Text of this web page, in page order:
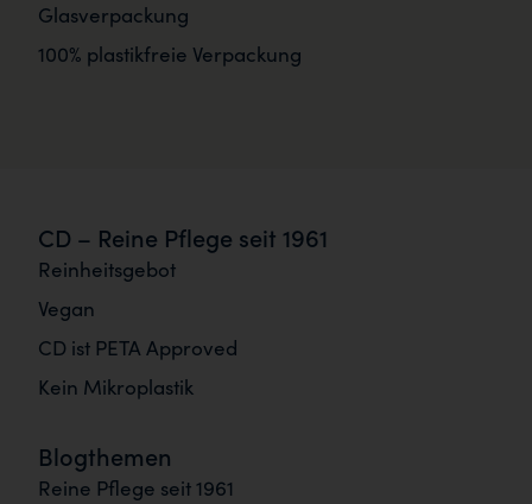
Glasverpackung
100% plastikfreie Verpackung
CD – Reine Pflege seit 1961
Reinheitsgebot
Vegan
CD ist PETA Approved
Kein Mikroplastik
Blogthemen
Reine Pflege seit 1961